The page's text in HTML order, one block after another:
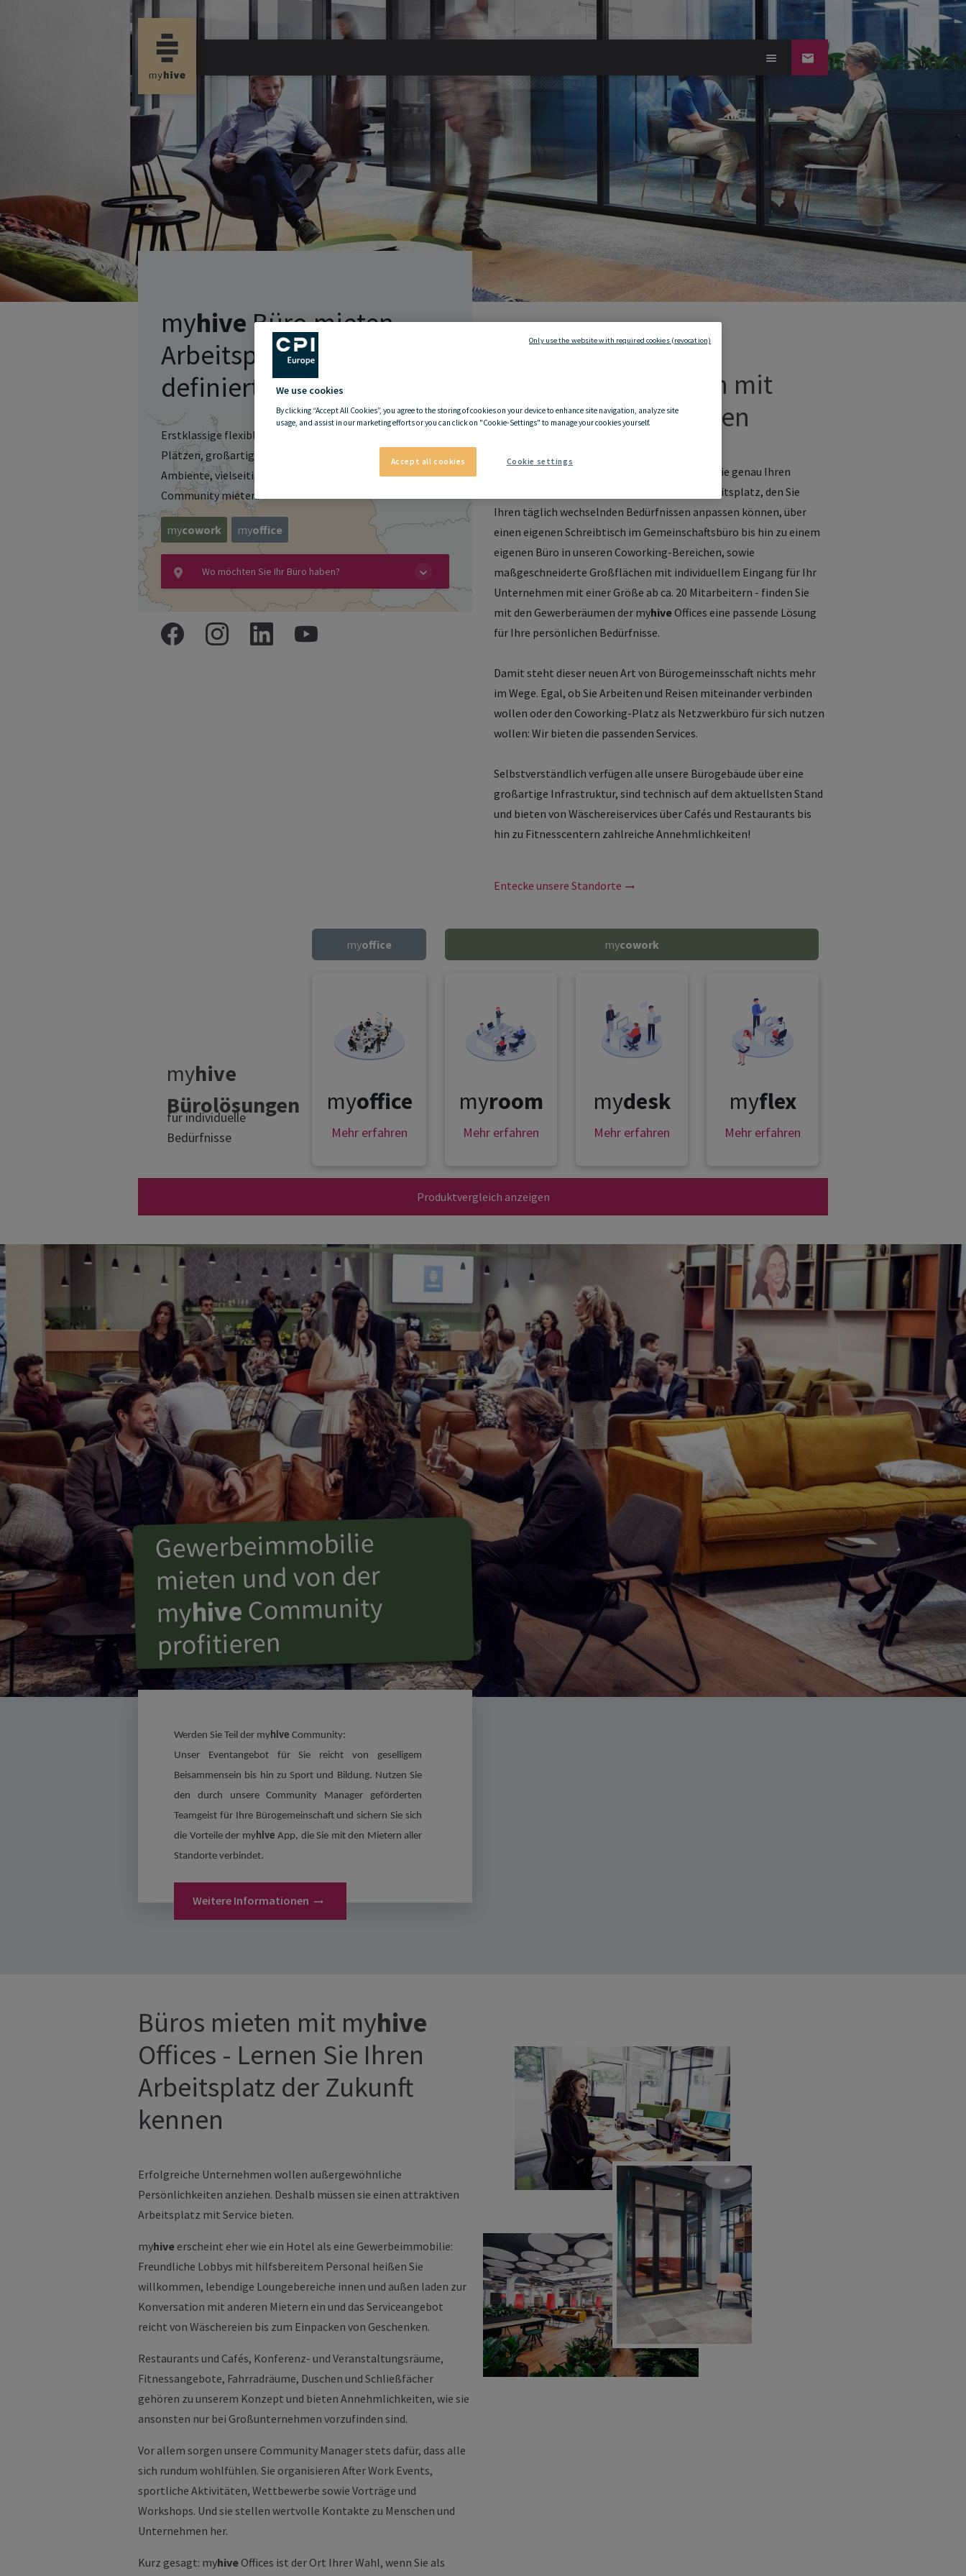
myhive Büro mieten -
Arbeitsplatz neu
definiert
Erstklassige flexible Büros mit attraktiven Coworking-
Plätzen, großartigen Arbeitsplätzen mit Service und
Ambiente, vielseitiger Infrastruktur und einer aktiven
Community mieten.
mycowork myoffice
Wo möchten Sie Ihr Büro haben?
Gewerbeimmobilien mit
myhiveOffices mieten
Offices bietet Büroflächen zur Miete, die genau Ihren
Bedürfnissen entsprechen. Vom flexiblen Arbeitsplatz, den Sie
Ihren täglich wechselnden Bedürfnissen anpassen können, über
einen eigenen Schreibtisch im Gemeinschaftsbüro bis hin zu einem
eigenen Büro in unseren Coworking-Bereichen, sowie
maßgeschneiderte Großflächen mit individuellem Eingang für Ihr
Unternehmen mit einer Größe ab ca. 20 Mitarbeitern - finden Sie
mit den Gewerberäumen der myhiveOffices eine passende Lösung
für Ihre persönlichen Bedürfnisse.
Damit steht dieser neuen Art von Bürogemeinsschaft nichts mehr
im Wege. Egal, ob Sie Arbeiten und Reisen miteinander verbinden
wollen oder den Coworking-Platz als Netzwerkbüro für sich nutzen
wollen: Wir bieten die passenden Services.
Selbstverständlich verfügen alle unsere Bürogebäude über eine
großartige Infrastruktur, sind technisch auf dem aktuellsten Stand
und bieten von Wäschereiservices über Cafés und Restaurants bis
hin zu Fitnesscentern zahlreiche Annehmlichkeiten!
Entecke unsere Standorte
myoffice mycowork
myhive
Bürolösungen
für individuelle
Bedürfnisse
myoffice
Mehr erfahren
myroom
Mehr erfahren
mydesk
Mehr erfahren
myflex
Mehr erfahren
Produktvergleich anzeigen
Gewerbeimmobilie
mieten und von der
myhive Community
profitieren
Werden Sie Teil der myhive Community:
Unser Eventangebot für Sie reicht von geselligem
Beisammensein bis hin zu Sport und Bildung. Nutzen Sie
den durch unsere Community Manager geförderten
Teamgeist für Ihre Bürogemeinschaft und sichern Sie sich
die Vorteile der myhive App, die Sie mit den Mietern aller
Standorte verbindet.
Weitere Informationen
Büros mieten mit myhive
Offices - Lernen Sie Ihren
Arbeitsplatz der Zukunft
kennen
Erfolgreiche Unternehmen wollen außergewöhnliche
Persönlichkeiten anziehen. Deshalb müssen sie einen attraktiven
Arbeitsplatz mit Service bieten.
myhive erscheint eher wie ein Hotel als eine Gewerbeimmobilie:
Freundliche Lobbys mit hilfsbereitem Personal heißen Sie
willkommen, lebendige Loungebereiche innen und außen laden zur
Konversation mit anderen Mietern ein und das Serviceangebot
reicht von Wäschereien bis zum Einpacken von Geschenken.
Restaurants und Cafés, Konferenz- und Veranstaltungsräume,
Fitnessangebote, Fahrradräume, Duschen und Schließfächer
gehören zu unserem Konzept und bieten Annehmlichkeiten, wie sie
ansonsten nur bei Großunternehmen vorzufinden sind.
Vor allem sorgen unsere Community Manager stets dafür, dass alle
sich rundum wohlfühlen. Sie organisieren After Work Events,
sportliche Aktivitäten, Wettbewerbe sowie Vorträge und
Workshops. Und sie stellen wertvolle Kontakte zu Menschen und
Unternehmen her.
Kurz gesagt: myhive Offices ist der Ort Ihrer Wahl, wenn Sie als
We use cookies
By clicking “Accept All Cookies”, you agree to the storing of cookies on your device to enhance site navigation, analyze site
usage, and assist in our marketing efforts or you can click on "Cookie-Settings" to manage your cookies yourself.
Accept all cookies Cookie settings
Only use the website with required cookies (revocation)